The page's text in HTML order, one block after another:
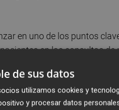
en uno de los puntos
en las consultas
el conseller
este tope, en la cita
definido este número.
de sus datos
utilizamos cookies y
y procesar datos